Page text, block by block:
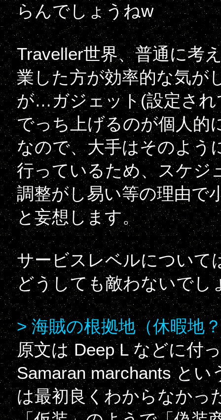
らんでしょうねw
Traveller世界、普通に考
業した方が効率的な気が
が…ガジェット(設定され
でっち上げるのが個人的
なので、大手はそのよう
行っているため、スケジ
調整がし易い等の理由で
と妄想します。
サービスレベルについて
どうしても敵わないでし
> 海賊の根拠地（休暇地
原文は Deep L などに付
Samaran marchants とい
は最初良くわからなかっ